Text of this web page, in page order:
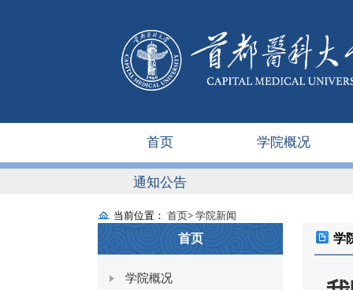
首页 学院概况
通知公告
当前位置： 首页> 学院新闻
首页
学院概况
学